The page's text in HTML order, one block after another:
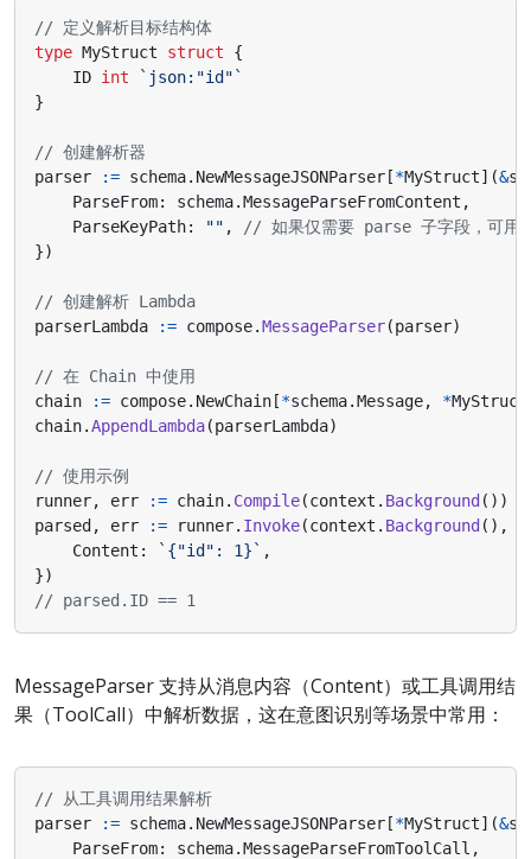
// 定义解析目标结构体
type MyStruct struct
{
ID int
`json:"id"`
}
// 创建解析器
parser
:= schema. NewMessageJSONParser[*MyStruct](&
ParseFrom: schema.MessageParseFromContent ,
ParseKeyPath: "" ,
// 如果仅需要 parse 子字段，可
})
// 创建解析 Lambda
parserLambda
:= compose.MessageParser(parser)
// 在 Chain 中使用
chain
:= compose. NewChain[*schema.Message, *MyStruct
chain.AppendLambda(parserLambda)
// 使用示例
runner, err := chain. Compile(context . Background())
parsed, err := runner. Invoke(context . Background(),
Content : `{"id": 1}` ,
})
// parsed.ID == 1
MessageParser 支持从消息内容（Content）或工具调用结
果（ToolCall）中解析数据，这在意图识别等场景中常用：
// 从工具调用结果解析
parser
:= schema. NewMessageJSONParser[*MyStruct](&
ParseFrom: schema.MessageParseFromToolCall ,